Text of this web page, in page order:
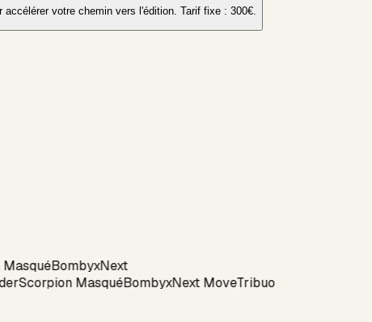
votre chemin vers l'édition. Tarif fixe : 300€.
BombyxNext
Scorpion MasquéBombyxNext MoveTribuo